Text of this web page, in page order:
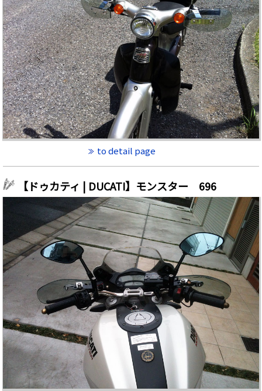
to detail page
【ドゥカティ | DUCATI】モンスター 696